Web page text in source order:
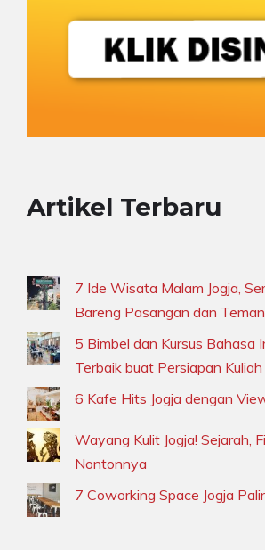
Artikel Terbaru
7 Ide Wisata Malam Jogja,
Bareng Pasangan dan Teman
5 Bimbel dan Kursus Bahasa
Terbaik buat Persiapan
6 Kafe Hits Jogja dengan
Wayang Kulit Jogja! Sejarah,
Nontonnya
7 Coworking Space Jogja